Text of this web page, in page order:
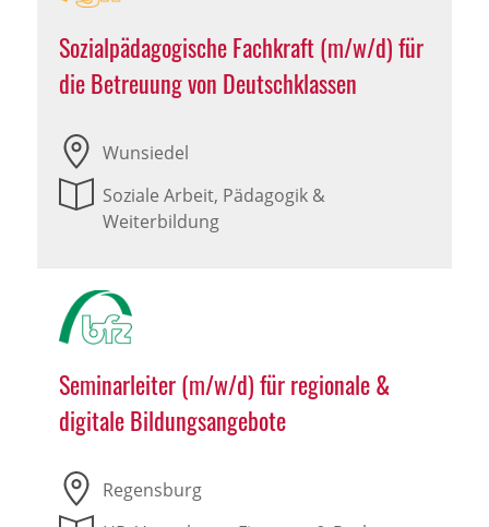
Sozialpädagogische Fachkraft (m/w/d) für
die Betreuung von Deutschklassen
Wunsiedel
Soziale Arbeit, Pädagogik &
Weiterbildung
Seminarleiter (m/w/d) für regionale &
digitale Bildungsangebote
Regensburg